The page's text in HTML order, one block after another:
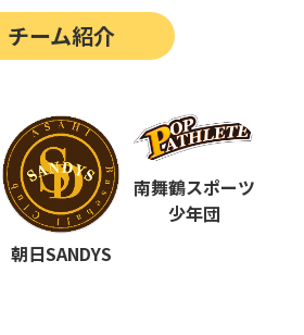
決勝戦の動画はこちらから
ポップアスリートカップ
ポップアスリートカップ
ポップアスリートカップ
チーム紹介
朝日SANDYS
南舞鶴スポーツ
少年団